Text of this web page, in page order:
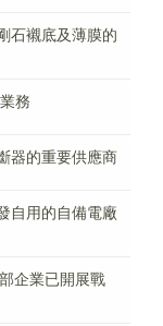
石襯底及薄膜的
務
器的重要供應商
自用的自備電廠
企業已開展戰